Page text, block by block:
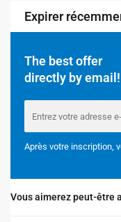
Expirer
The best offer
directly by email!
Après votre inscription,
Vous aimerez peut-être